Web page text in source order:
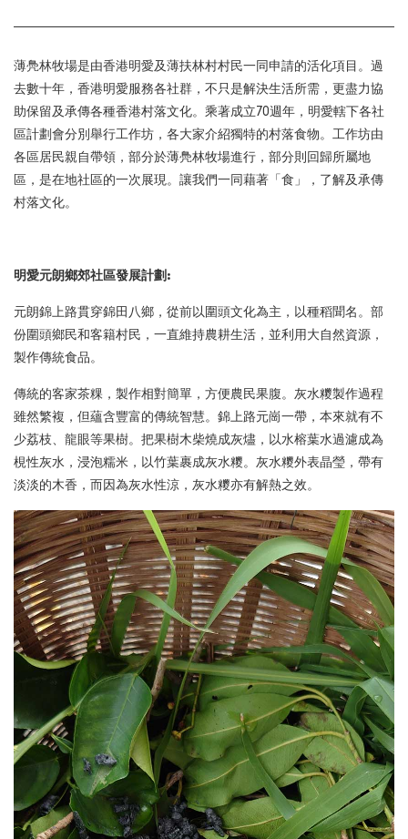
薄鳧林牧場是由香港明愛及薄扶林村村民一同申請的活化項目。過
去數十年，香港明愛服務各社群，不只是解決生活所需，更盡力協
助保留及承傳各種香港村落文化。乘著成立70週年，明愛轄下各社
區計劃會分別舉行工作坊，各大家介紹獨特的村落食物。工作坊由
各區居民親自帶領，部分於薄鳧林牧場進行，部分則回歸所屬地
區，是在地社區的一次展現。讓我們一同藉著「食」，了解及承傳
村落文化。
明愛元朗鄉郊社區發展計劃:
元朗錦上路貫穿錦田八鄉，從前以圍頭文化為主，以種稻聞名。部
份圍頭鄉民和客籍村民，一直維持農耕生活，並利用大自然資源，
製作傳統食品。
傳統的客家茶粿，製作相對簡單，方便農民果腹。灰水糭製作過程
雖然繁複，但蘊含豐富的傳統智慧。錦上路元崗一帶，本來就有不
少荔枝、龍眼等果樹。把果樹木柴燒成灰燼，以水榕葉水過濾成為
梘性灰水，浸泡糯米，以竹葉裹成灰水糭。灰水糭外表晶瑩，帶有
淡淡的木香，而因為灰水性涼，灰水糭亦有解熱之效。